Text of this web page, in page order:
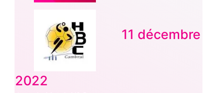
11 décembre
2022